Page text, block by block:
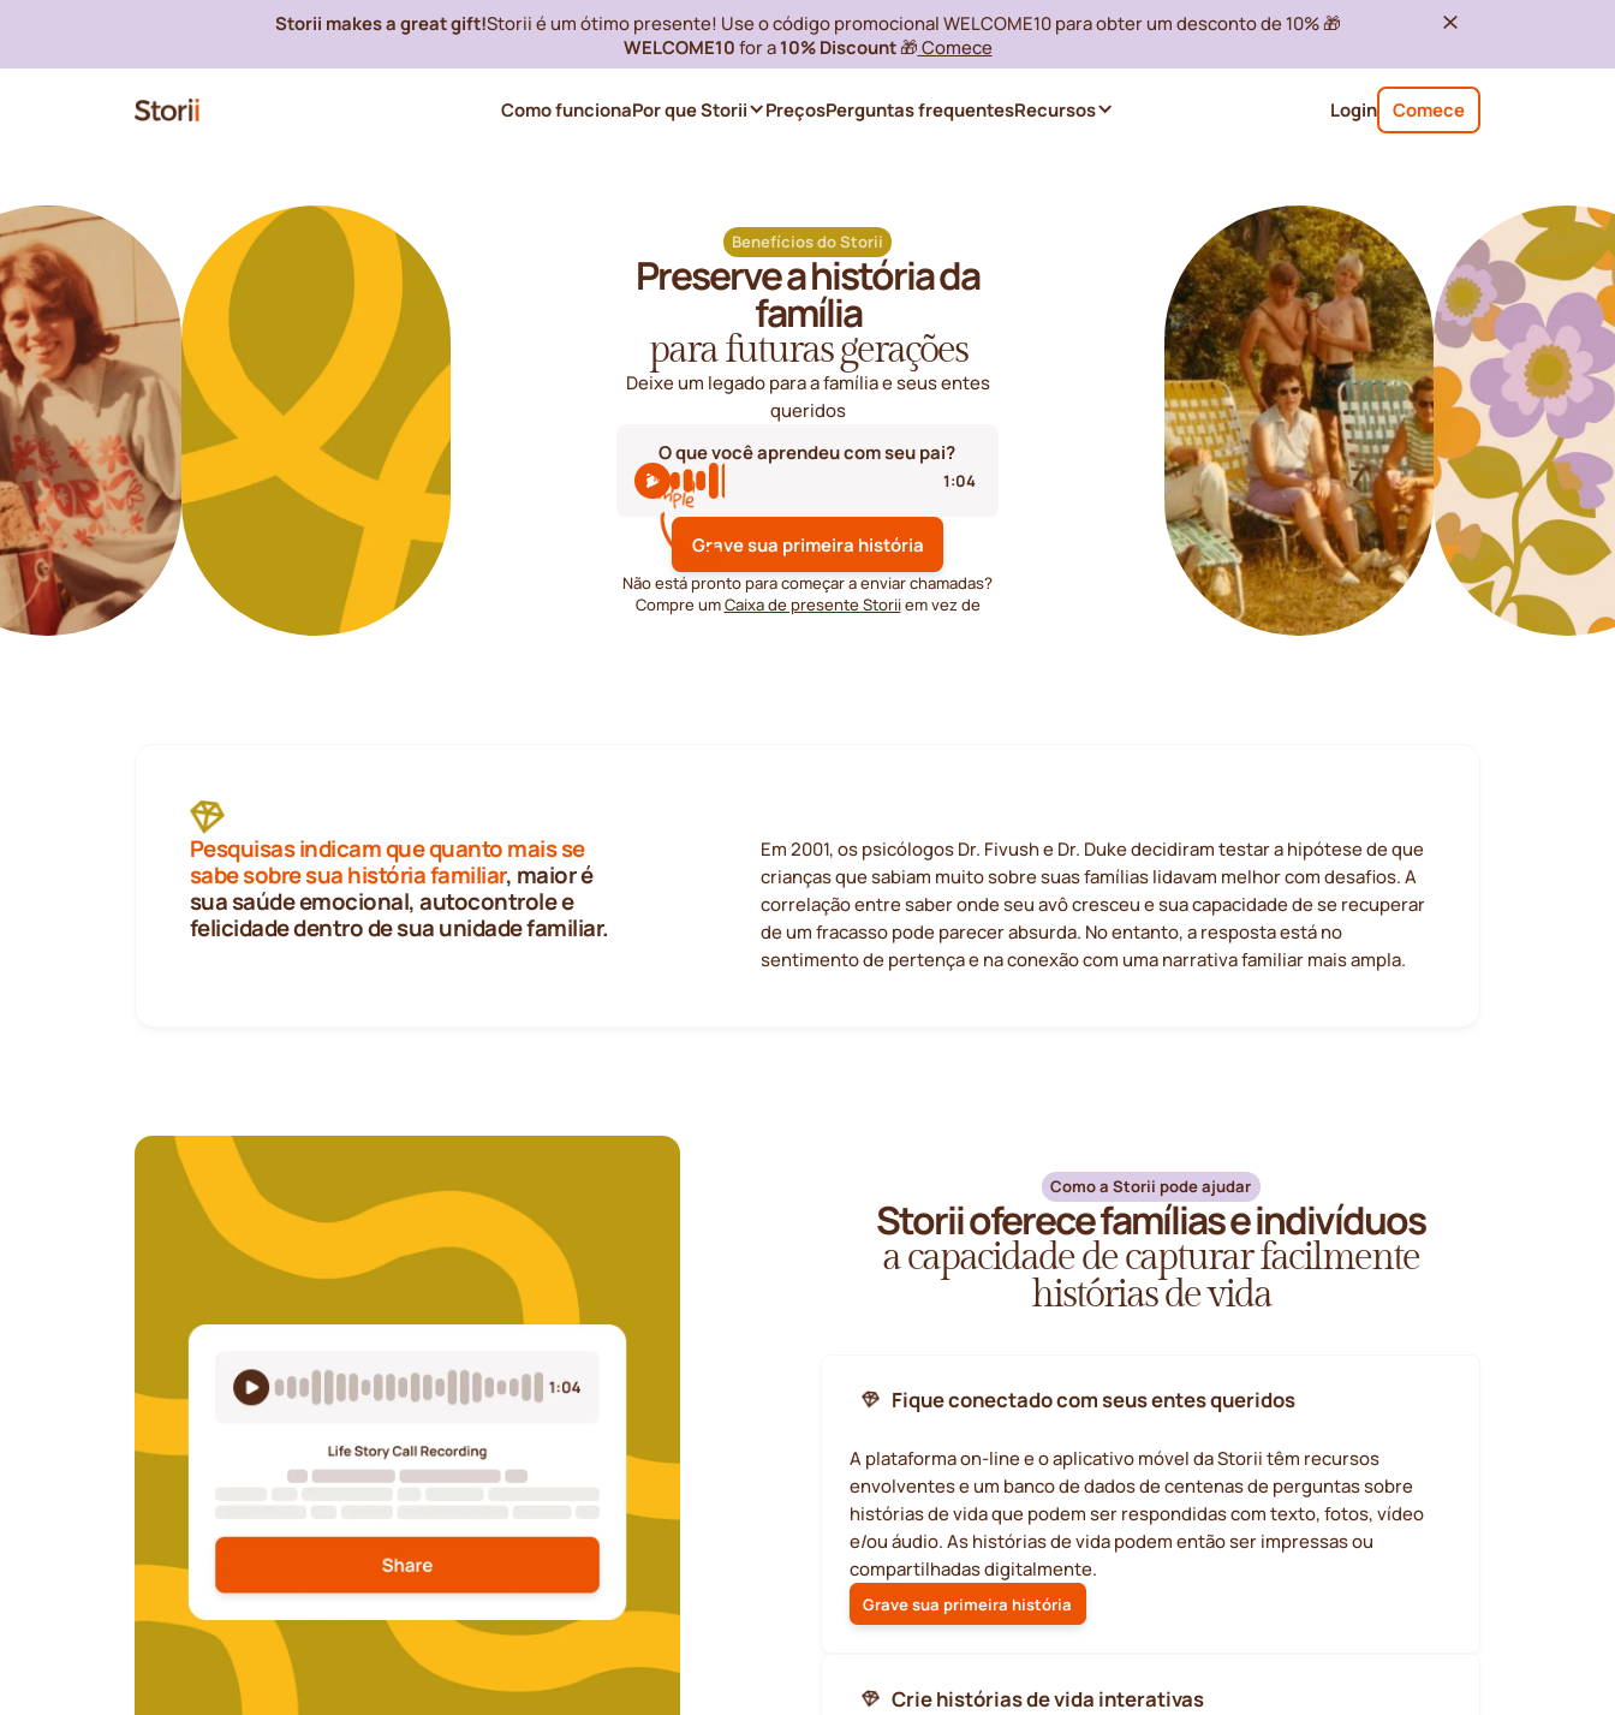
Storii makes a great gift!Storii é um ótimo presente! Use o código promocional WELCOME10 para obter um desconto de 10% 🎁
WELCOME10 for a10% Discount🎁 Comece
Login Comece
Como funcionaPor que Storii PreçosPerguntas frequentesRecursos
Benefícios do Storii
Preserve a história da
família
para futuras gerações
Deixe um legado para a família e seus entes
queridos
O que você aprendeu com seu pai?
1:04
Grave sua primeira história
Não está pronto para começar a enviar chamadas?
Compre umCaixa de presente Storiiem vez de
Pesquisas indicam que quanto mais se
sabe sobre sua história familiar, maior é
sua saúde emocional, autocontrole e
felicidade dentro de sua unidade familiar.
Em 2001, os psicólogos Dr. Fivush e Dr. Duke decidiram testar a hipótese de que
crianças que sabiam muito sobre suas famílias lidavam melhor com desafios. A
correlação entre saber onde seu avô cresceu e sua capacidade de se recuperar
de um fracasso pode parecer absurda. No entanto, a resposta está no
sentimento de pertença e na conexão com uma narrativa familiar mais ampla.
Fique conectado com seus entes queridos
A plataforma on-line e o aplicativo móvel da Storii têm recursos
envolventes e um banco de dados de centenas de perguntas sobre
histórias de vida que podem ser respondidas com texto, fotos, vídeo
e/ou áudio. As histórias de vida podem então ser impressas ou
compartilhadas digitalmente.
Grave sua primeira história
Crie histórias de vida interativas
Como a Storii pode ajudar
Storii oferece famílias e indivíduos
a capacidade de capturar facilmente
histórias de vida